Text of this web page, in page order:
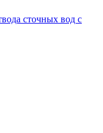
сточных вод с